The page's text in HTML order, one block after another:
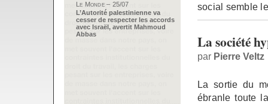
social semble
La société
par Pierre Veltz
La sortie du
ébranle toute
Le Monde – 25/07
L’Autorité palestinienne va
cesser de respecter les accords
avec Israël, avertit Mahmoud
Abbas